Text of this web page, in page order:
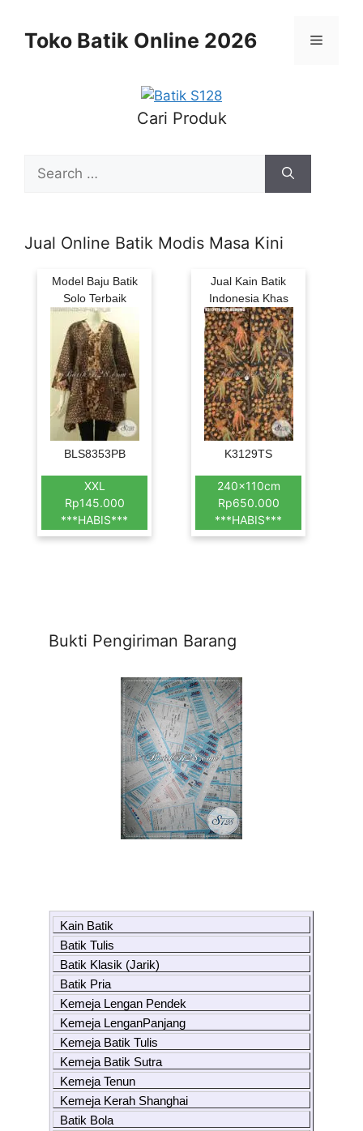
contentToko Batik Online 2026 Menu
Cari Produk
for:
Jual Online Batik Modis Masa Kini
Model Baju Batik
Solo Terbaik
BLS8353PB
XXL
Rp145.000
***HABIS***
Jual Kain Batik
Indonesia Khas
K3129TS
240x110cm
Rp650.000
***HABIS***
Bukti Pengiriman Barang
Kain Batik
Batik Tulis
Batik Klasik (Jarik)
Batik Pria
Kemeja Lengan Pendek
Kemeja LenganPanjang
Kemeja Batik Tulis
Kemeja Batik Sutra
Kemeja Tenun
Kemeja Kerah Shanghai
Batik Bola